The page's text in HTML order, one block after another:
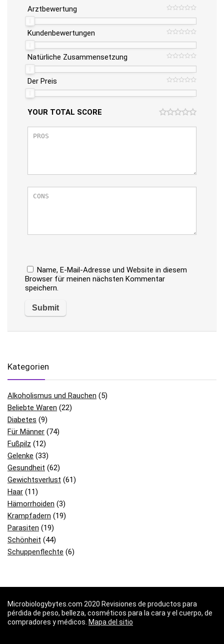
Arztbewertung
Kundenbewertungen
Natürliche Zusammensetzung
Der Preis
YOUR TOTAL SCORE
Name, E-Mail-Adresse und Website in diesem
Browser für meinen nächsten Kommentar
speichern.
Kategorien
Alkoholismus und Rauchen (5)
Beliebte Waren (22)
Diabetes (9)
Für Männer (74)
Fußpilz (12)
Gelenke (33)
Gesundheit (62)
Gewichtsverlust (61)
Haar (11)
Hämorrhoiden (3)
Krampfadern (19)
Parasiten (19)
Schönheit (44)
Schuppenflechte (6)
Microbiologybytes.com 2020 Revisiones de productos para
pérdida de peso, belleza, cosméticos para la cara y el cuerpo, de
compradores y médicos. Mapa del sitio